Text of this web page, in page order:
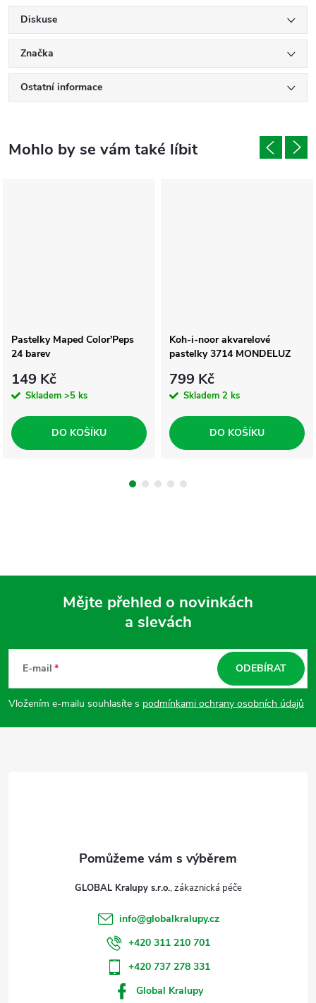
Diskuse
Značka
Ostatní informace
Pastelky Maped Color'Peps
24 barev
149 Kč
Skladem >5 ks
DO KOŠÍKU
Koh-i-noor akvarelové
pastelky 3714 MONDELUZ
799 Kč
Skladem 2 ks
DO KOŠÍKU
p
a
Mějte přehled o novinkách
a slevách
E-mail
Vložením e-mailu souhlasíte s podmínkami ochrany osobních údajů
ODEBÍRAT
GLOBAL Kralupy s.r.o.
info@globalkralupy.cz
+420 311 210 701
+420 737 278 331
Global Kralupy